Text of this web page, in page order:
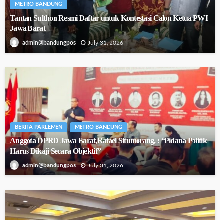
METRO BANDUNG
Tantan Sulthon Resmi Daftar untuk Kontestasi Calon Ketua PWI
Jawa Barat
admin@bandungpos July 31, 2026
BERITA PARLEMEN METRO BANDUNG
Anggota DPRD Jawa Barat,Rafael Situmorang, : “Pidana Politik
Harus Dikaji Secara Objektif”
admin@bandungpos July 31, 2026